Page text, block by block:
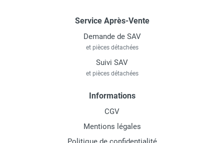
Service Après-Vente
Demande de SAV
et pièces détachées
Suivi SAV
et pièces détachées
Informations
CGV
Mentions légales